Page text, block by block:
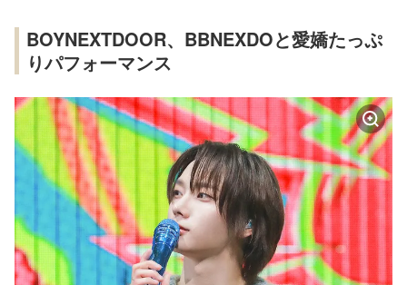
BOYNEXTDOOR、BBNEXDOと愛嬌たっぷ
りパフォーマンス